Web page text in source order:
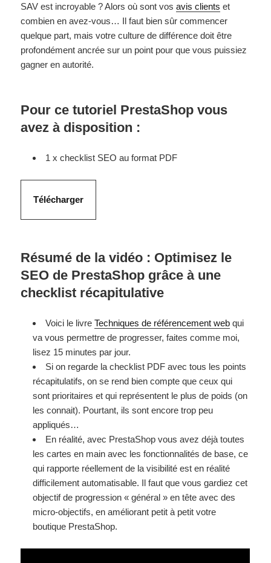
SAV est incroyable ? Alors où sont vosavis clients et
combien en avez-vous… Il faut bien sûr commencer
quelque part, mais votre culture de différence doit être
profondément ancrée sur un point pour que vous puissiez
gagner en autorité.
Pour ce tutoriel PrestaShop vous
avez à disposition :
1 x checklist SEO au format PDF
Télécharger
Résumé de la vidéo : Optimisez le
SEO de PrestaShop grâce à une
checklist récapitulative
Voici le livreTechniques de référencement web qui
va vous permettre de progresser, faites comme moi,
lisez 15 minutes par jour.
Si on regarde la checklist PDF avec tous les points
récapitulatifs, on se rend bien compte que ceux qui
sont prioritaires et qui représentent le plus de poids (on
les connait). Pourtant, ils sont encore trop peu
appliqués…
En réalité, avec PrestaShop vous avez déjà toutes
les cartes en main avec les fonctionnalités de base, ce
qui rapporte réellement de la visibilité est en réalité
difficilement automatisable. Il faut que vous gardiez cet
objectif de progression « général » en tête avec des
micro-objectifs, en améliorant petit à petit votre
boutique PrestaShop.